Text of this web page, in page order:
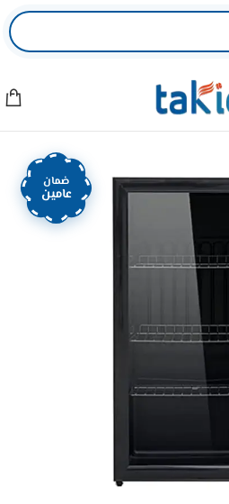
ضمان
عامين